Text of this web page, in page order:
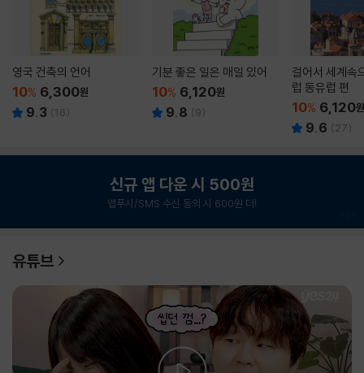
영국 건축의 언어
10% 6,300원
9.3 (16)
기분 좋은 일은 매일 있어
10% 6,120원
9.8 (9)
걸어서 세계속
럽 동유럽 편
10% 6,120원
9.6 ( 27)
신규 앱 다운 시 500원
앱푸시/SMS 수신 동의 시 600원 더!
유튜브